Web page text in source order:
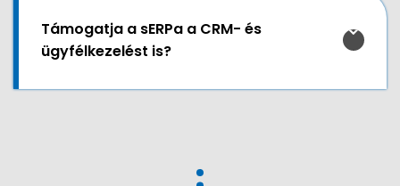
Támogatja a sERPa a CRM- és
ügyfélkezelést is?